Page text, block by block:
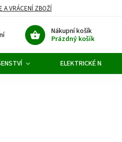
A VRÁCENÍ ZBOŽÍ
Nákupní košík
Prázdný košík
ELEKTRICKÉ NÁŘADÍ